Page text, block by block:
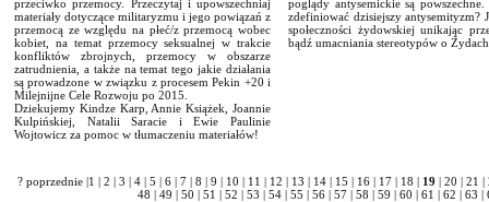
przeciwko przemocy. Przeczytaj i upowszechniaj
materiały dotyczące militaryzmu i jego powiązań z
przemocą ze względu na płeć/z przemocą wobec
kobiet, na temat przemocy seksualnej w trakcie
konfliktów zbrojnych, przemocy w obszarze
zatrudnienia, a także na temat tego jakie działania
są prowadzone w związku z procesem Pekin +20 i
Milejnijne Cele Rozwoju po 2015.
Dziekujemy Kindze Karp, Annie Książek, Joannie
Kulpińskiej, Natalii Saracie i Ewie Paulinie
Wojtowicz za pomoc w tłumaczeniu materiałów!
poglądy antysemickie są powszechne.
zdefiniować dzisiejszy antysemityzm?
społeczności żydowskiej unikając
bądź umacniania stereotypów o
? poprzednie |1 | 2 | 3 | 4 | 5 | 6 | 7 | 8 | 9 | 10 | 11 | 12 | 13 | 14 | 15 | 16 | 17 | 18 | 19 | 20 | 21 |
48 | 49 | 50 | 51 | 52 | 53 | 54 | 55 | 56 | 57 | 58 | 59 | 60 | 61 | 62 | 63 |